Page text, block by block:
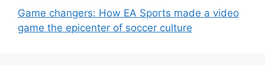
Game changers: How EA Sports made a video
game the epicenter of soccer culture